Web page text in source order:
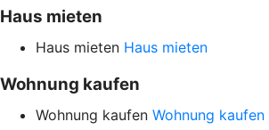
Haus mieten
Haus mieten Haus mieten
Wohnung kaufen
Wohnung kaufen Wohnung kaufen